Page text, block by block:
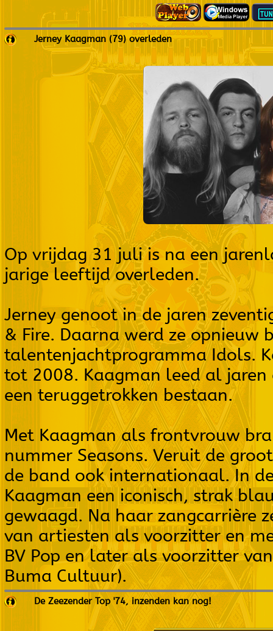
Jerney Kaagman (79) overleden
Op vrijdag 31 juli is na een
jarige leeftijd overleden.
Jerney genoot in de jaren
& Fire. Daarna werd ze opnieuw
talentenjachtprogramma Idols.
tot 2008. Kaagman leed al jaren
een teruggetrokken bestaan.
Met Kaagman als frontvrouw
nummer Seasons. Veruit de
de band ook internationaal. In
Kaagman een iconisch, strak
gewaagd. Na haar zangcarrière
van artiesten als voorzitter en
BV Pop en later als voorzitter
Buma Cultuur).
De Zeezender Top '74, inzenden kan nog!